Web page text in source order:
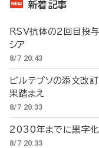
新着記事
RSV抗体の2回目投
シア
8/7 20:43
ビルテプソの添文
果踏まえ
8/7 20:33
2030年までに黒字
8/7 20:33